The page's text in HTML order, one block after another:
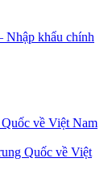
về Việt Nam
Quốc về Việt